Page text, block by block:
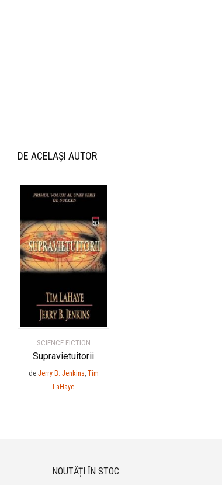
DE ACELAȘI AUTOR
SCIENCE FICTION
Supravietuitorii
de Jerry B. Jenkins, Tim
LaHaye
NOUTĂȚI ÎN STOC